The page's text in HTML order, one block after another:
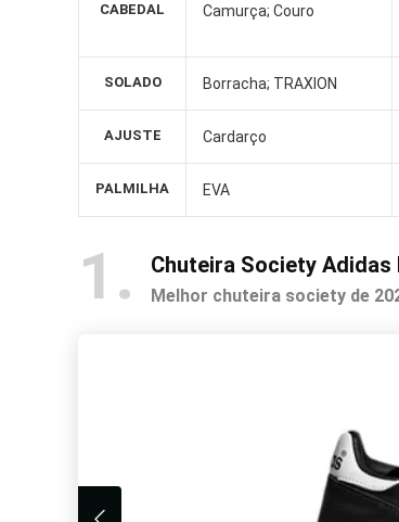
CABEDAL
SOLADO
AJUSTE
PALMILHA
Camurça; Couro
Borracha; TRAXION
Cardarço
EVA
1 Chuteira Society Adidas
Melhor chuteira society de